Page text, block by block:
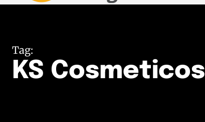
Tag:
KS Cosmeticos